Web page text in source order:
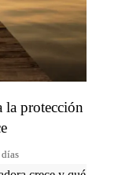
la protección